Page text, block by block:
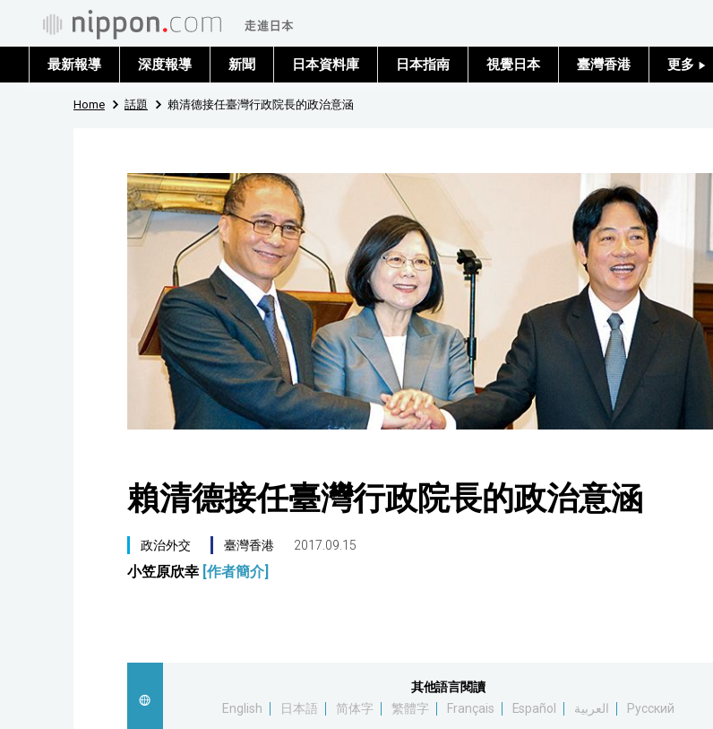
最新報導 深度報導 新聞 日本資料庫 日本指南 視覺日本 臺灣香港 更多
文化
Home 話題 賴清德接任臺灣行政院長的政治意涵
賴清德接任臺灣行政院長的政治意涵
政治外交 臺灣香港 2017.09.15
小笠原欣幸 [作者簡介]
其他語言閱讀
English
日本語 简体字 繁體字 Français Español العربية Русский